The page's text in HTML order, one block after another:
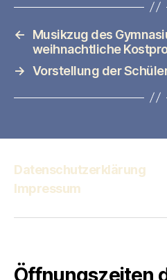
←
Musikzug des
weihnachtliche
→ Vorstellung der
Datenschutzerklärung
Impressum
Öffnungszeiten